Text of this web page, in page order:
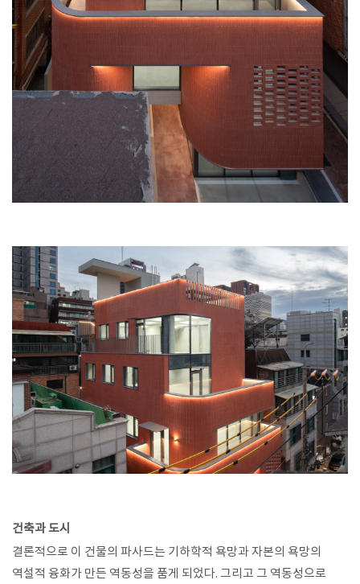
건축과 도시
결론적으로 이 건물의 파사드는 기하학적 욕망과 자본의 욕망의
역설적 융화가 만든 역동성을 품게 되었다. 그리고 그 역동성으로